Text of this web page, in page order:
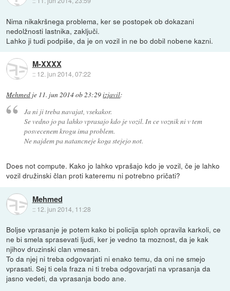
Nima nikakršnega problema, ker se postopek ob dokazani
nedolžnosti lastnika, zaključi.
Lahko ji tudi podpiše, da je on vozil in ne bo dobil nobene kazni.
M-XXXX
:: 12. jun 2014, 07:22
Mehmed je 11. jun 2014 ob 23:29izjavil:
Ja ni ji treba navajat, vsekakor.
Se vedno jo pa lahko vprasajo kdo je vozil. In ce voznik ni v tem
posvecenem krogu ima problem.
Ne najdem pa natancneje koga stejejo not.
Does not compute. Kako jo lahko vprašajo kdo je vozil, če je lahko
vozil družinski član proti kateremu ni potrebno pričati?
Mehmed
:: 12. jun 2014, 11:28
Boljse vprasanje je potem kako bi policija sploh opravila karkoli, ce
ne bi smela sprasevati ljudi, ker je vedno ta moznost, da je kak
njihov druzinski clan vmesan.
To da njej ni treba odgovarjati ni enako temu, da oni ne smejo
vprasati. Sej ti cela fraza ni ti treba odgovarjati na vprasanja da
jasno vedeti, da vprasanja bodo ane.